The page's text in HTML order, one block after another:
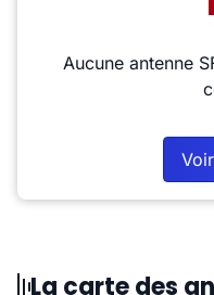
Aucune antenne
La carte des